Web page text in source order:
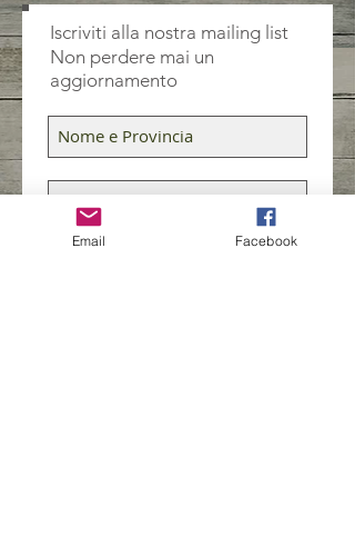
Iscriviti alla nostra mailing list
Non perdere mai un
aggiornamento
Email Facebook